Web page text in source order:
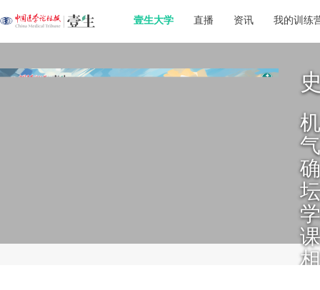
壹生大学 直播 资讯 我的训练